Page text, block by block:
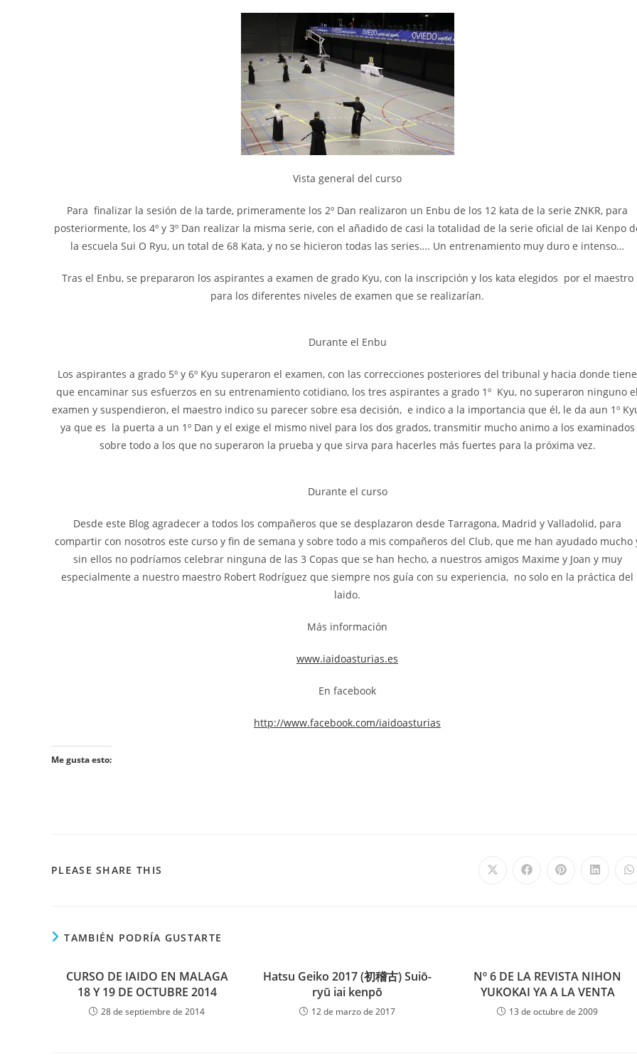
Vista general del curso
Para finalizar la sesión de la tarde, primeramente los 2º Dan realizaron un Enbu de los 12 kata de la serie ZNKR, para
posteriormente, los 4º y 3º Dan realizar la misma serie, con el añadido de casi la totalidad de la serie oficial de Iai Kenpo
la escuela Sui O Ryu, un total de 68 Kata, y no se hicieron todas las series…. Un entrenamiento muy duro e intenso…
Tras el Enbu, se prepararon los aspirantes a examen de grado Kyu, con la inscripción y los kata elegidos por el maestro
para los diferentes niveles de examen que se realizarían.
Durante el Enbu
Los aspirantes a grado 5º y 6º Kyu superaron el examen, con las correcciones posteriores del tribunal y hacia donde tiene
que encaminar sus esfuerzos en su entrenamiento cotidiano, los tres aspirantes a grado 1º Kyu, no superaron ninguno
examen y suspendieron, el maestro indico su parecer sobre esa decisión, e indico a la importancia que él, le da aun 1º
ya que es la puerta a un 1º Dan y el exige el mismo nivel para los dos grados, transmitir mucho animo a los examinados
sobre todo a los que no superaron la prueba y que sirva para hacerles más fuertes para la próxima vez.
Durante el curso
Desde este Blog agradecer a todos los compañeros que se desplazaron desde Tarragona, Madrid y Valladolid, para
compartir con nosotros este curso y fin de semana y sobre todo a mis compañeros del Club, que me han ayudado mucho
sin ellos no podríamos celebrar ninguna de las 3 Copas que se han hecho, a nuestros amigos Maxime y Joan y muy
especialmente a nuestro maestro Robert Rodríguez que siempre nos guía con su experiencia, no solo en la práctica del
laido.
Más información
www.iaidoasturias.es
En facebook
http://www.facebook.com/iaidoasturias
Me gusta esto:
PLEASE SHARE THIS
TAMBIÉN PODRÍA GUSTARTE
CURSO DE IAIDO EN MALAGA
18 Y 19 DE OCTUBRE 2014
28 de septiembre de 2014
Hatsu Geiko 2017 (初稽古) Suiō-
ryū iai kenpō
12 de marzo de 2017
Nº 6 DE LA REVISTA NIHON
YUKOKAI YA A LA VENTA
13 de octubre de 2009